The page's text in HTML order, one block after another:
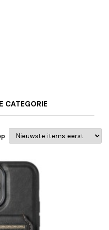
AAN WINKELWAGEN
CATEGORIE